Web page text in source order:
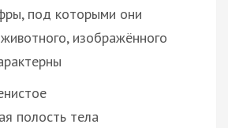
под которыми они
изображённого
полость тела